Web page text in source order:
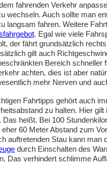
fahrenden Verkehr
wechseln. Auch sollte man
langsam fahren. Weitere
. Egal wie viele
der fährt grundsätzlich
gilt auch
Bereich
achten, dies ist aber
mehr Nerven und
Fahrtipps gehört auch
zu halten. Hier
. Das heißt. Bei 100
eher 60 Meter Abstand zum
auftretenden Stau kann man
durch Einschalten des
Das verhindert schlimme